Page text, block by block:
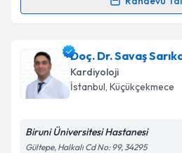
Randevu Takvimi Talebi
Doç. Dr. Şükrü Arslaniçin
oluşturun. Size bu uzmandan
takvim hazırlandığında e-
Doç. Dr. Savaş
Kardiyoloji
İstanbul, Küçükçekmece
Biruni Üniversitesi Hastanesi
Gültepe, Halkalı Cd No: 99, 34295